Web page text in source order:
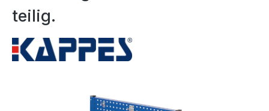
teilig.
Bildergalerie überspringen